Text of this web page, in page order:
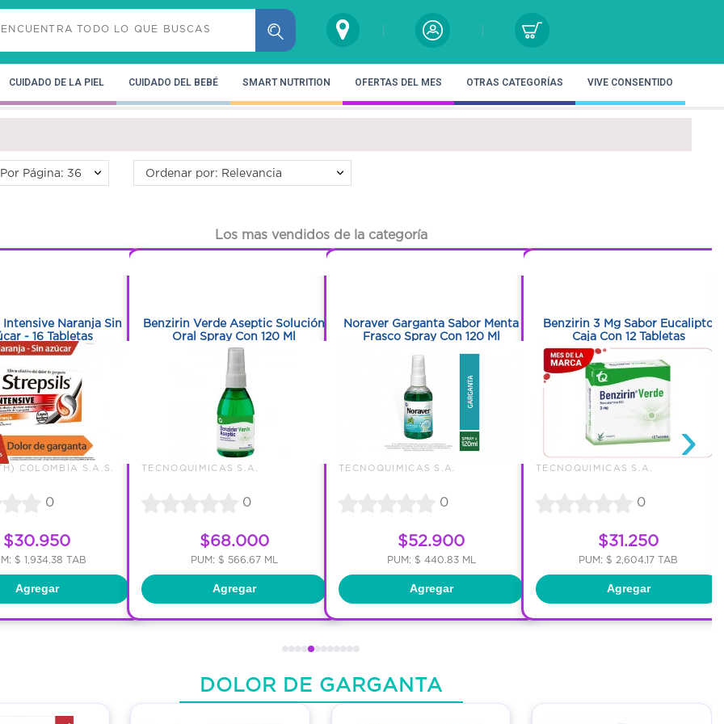
CUIDADO DE LA PIEL CUIDADO DEL BEBÉ SMART NUTRITION OFERTAS DEL MES OTRAS CATEGORÍAS VIVE CONSENTIDO
Por Página: 36 Ordenar por: Relevancia
Los mas vendidos de la categoría
Naranja Sin
- 16 Tabletas
COLOMBIA S.A.S.
0
$30.950
$ 1,934.38 TAB
Agregar
Benzirin Verde Aseptic Solución
Oral Spray Con 120 Ml
TECNOQUIMICAS S.A.
0
$68.000
PUM: $ 566.67 ML
Agregar
Noraver Garganta Sabor Menta
Frasco Spray Con 120 Ml
TECNOQUIMICAS S.A.
0
$52.900
PUM: $ 440.83 ML
Agregar
Benzirin 3 Mg Sabor Eucalipto
Caja Con 12 Tabletas
TECNOQUIMICAS S.A.
0
$31.250
PUM: $ 2,604.17 TAB
Agregar
›
DOLOR DE GARGANTA